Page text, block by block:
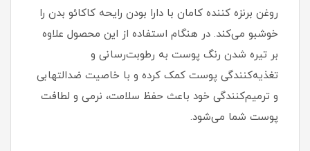
روغن برنزه کننده کامان با دارا بودن رایحه کاکائو بدن را
خوشبو می‌کند. در هنگام استفاده از این محصول علاوه
بر تیره شدن رنگ پوست به رطوبت‌رسانی و
تغذیه‌کنندگی پوست کمک کرده و با خاصیت ضدالتهابی
و ترمیم‌کنندگی خود باعث حفظ سلامت، نرمی و لطافت
پوست شما می‌شود.